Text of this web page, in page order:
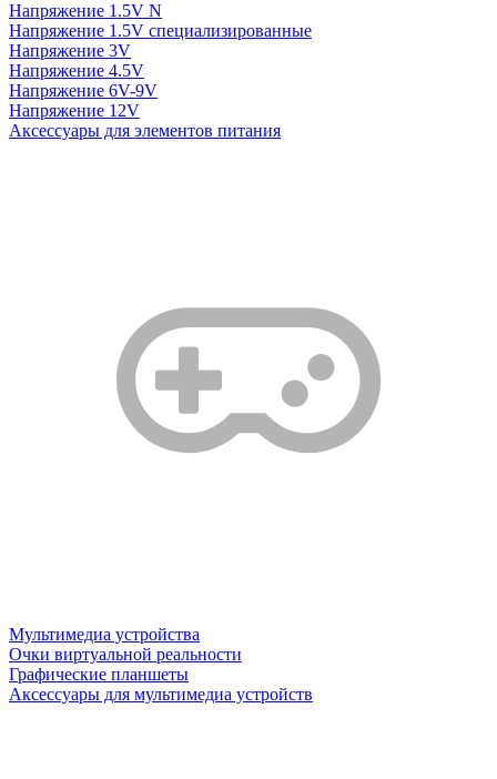
Напряжение 1.5V N
Напряжение 1.5V специализированные
Напряжение 3V
Напряжение 4.5V
Напряжение 6V-9V
Напряжение 12V
Аксессуары для элементов питания
Мультимедиа устройства
Очки виртуальной реальности
Графические планшеты
Аксессуары для мультимедиа устройств